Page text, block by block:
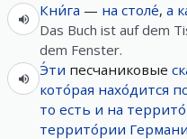
Кни́га — на столе́, а
Das Buch ist auf dem
dem Fenster.
Э́ти песчаниковые
кото́рая нахо́дится
то есть и на
террито́рии